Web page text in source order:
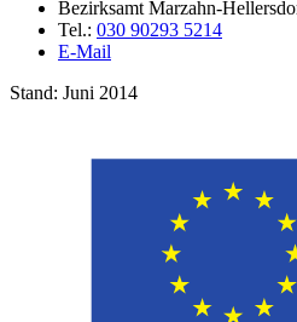
Bezirksamt Marzahn-
Tel.: 030 90293 5214
E-Mail
Stand: Juni 2014